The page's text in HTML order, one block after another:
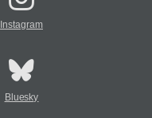
Instagram
Bluesky